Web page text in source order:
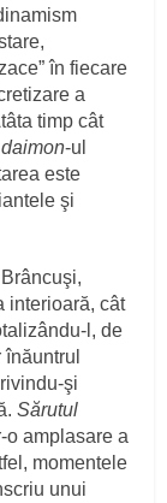
în fiecare
a
timp cât
daimon-ul
este
şi
interioară, cât
l, de
şi
Sărutul
o amplasare a
momentele
unui